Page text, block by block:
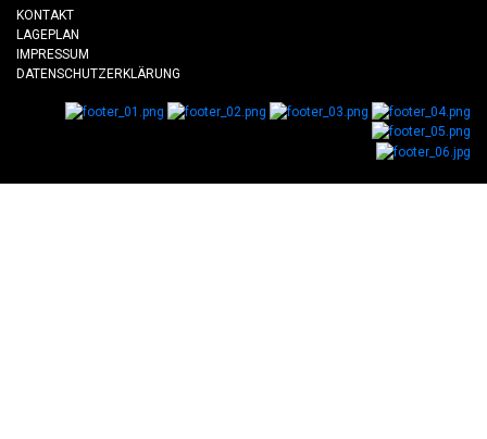
KONTAKT
LAGEPLAN
IMPRESSUM
DATENSCHUTZERKLÄRUNG